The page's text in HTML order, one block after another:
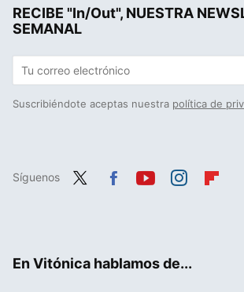
RECIBE "In/Out", NUESTRA
SEMANAL
Suscribiéndote aceptas nuestra política de
Síguenos
En Vitónica hablamos de...